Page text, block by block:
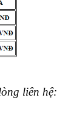
liên hệ: